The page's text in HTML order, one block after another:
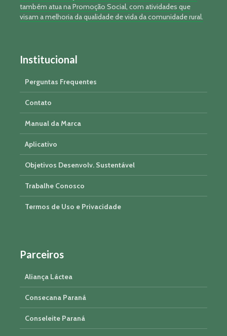
também atua na Promoção Social, com atividades que
visam a melhoria da qualidade de vida da comunidade rural.
Institucional
Perguntas Frequentes
Contato
Manual da Marca
Aplicativo
Objetivos Desenvolv. Sustentável
Trabalhe Conosco
Termos de Uso e Privacidade
Parceiros
Aliança Láctea
Consecana Paraná
Conseleite Paraná